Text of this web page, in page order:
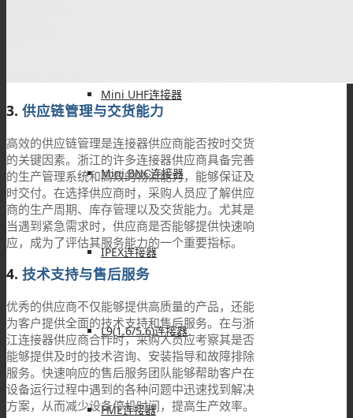
Mini UHF连接器
Mini BNC连接器
IPEX连接器
L9(1.6/5.6)连接器
FME连接器
3. 供应链管理与交货能力
高效的供应链管理是连接器供应商能否按时交货
的关键因素。浙江的许多连接器供应商具备完善
的生产管理系统和高效的物流能力，能够保证及
时交付。在选择供应商时，采购人员应了解供应
商的生产周期、库存管理以及交货能力。尤其是
当遇到紧急需求时，供应商是否能够提供快速响
应，成为了评估其服务能力的一个重要指标。
4. 技术支持与售后服务
优秀的供应商不仅能够提供高质量的产品，还能
为客户提供全面的技术支持和售后服务。在与浙
江连接器供应商合作时，采购人员应考察其是否
能够提供及时的技术咨询、安装指导和故障排除
服务。快速响应的售后服务团队能够帮助客户在
设备运行过程中遇到的各种问题中迅速找到解决
方案，从而减少设备停机时间，提高生产效率。